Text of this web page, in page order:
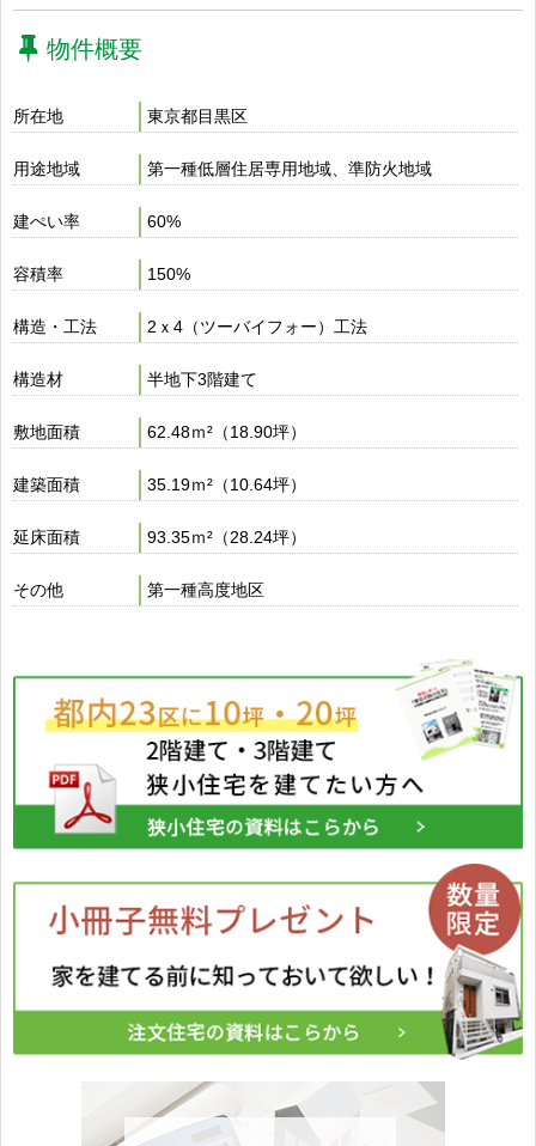
物件概要
所在地 東京都目黒区
用途地域 第一種低層住居専用地域、準防火地域
建ぺい率 60%
容積率 150%
構造・工法 2ｘ4（ツーバイフォー）工法
構造材 半地下3階建て
敷地面積 62.48ｍ²（18.90坪）
建築面積 35.19ｍ²（10.64坪）
延床面積 93.35ｍ²（28.24坪）
その他 第一種高度地区